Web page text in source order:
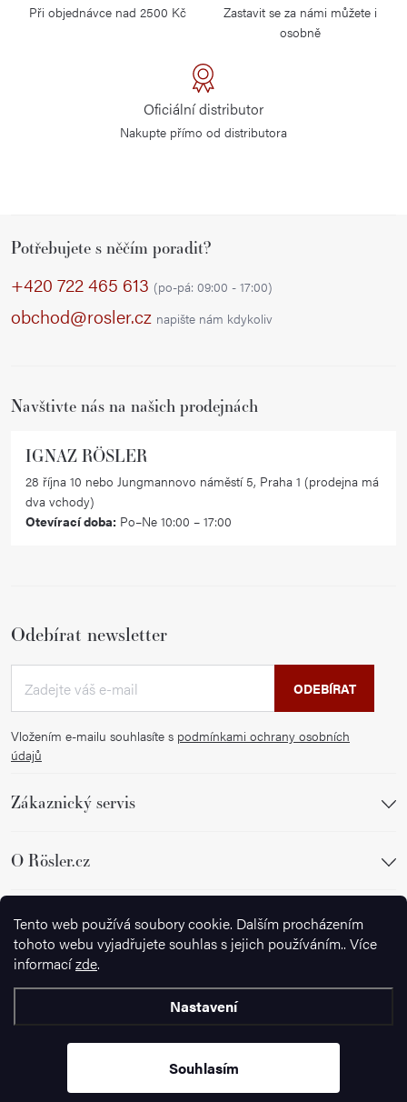
Tento web používá soubory cookie. Dalším procházením
tohoto webu vyjadřujete souhlas s jejich používáním.. Více
informacízde.
Nastavení
Souhlasím
Při objednávce nad 2500 Kč
Zastavit se za námi můžete i
osobně
Oficiální distributor
Nakupte přímo od distributora
Potřebujete s něčím poradit?
+420 722 465 613 (po-pá: 09:00 - 17:00)
obchod@rosler.cz napište nám kdykoliv
Navštivte nás na našich prodejnách
IGNAZ RÖSLER
28 října 10 nebo Jungmannovo náměstí 5, Praha 1 (prodejna má
dva vchody)
Otevírací doba: Po–Ne 10:00 – 17:00
Odebírat newsletter
Vložením e-mailu souhlasíte s podmínkami ochrany osobních
údajů
ODEBÍRAT
Zákaznický servis
O Rösler.cz
Sledujte nás
Copyright 2026